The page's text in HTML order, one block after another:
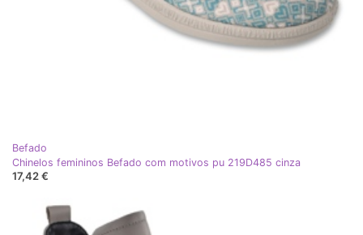
Befado
Chinelos femininos Befado com motivos pu 219D485 cinza
17,42 €